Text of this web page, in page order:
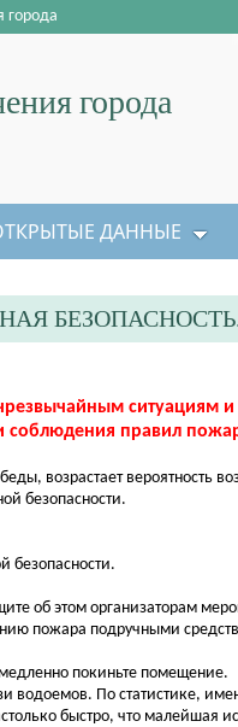
города
города
ДАННЫЕ
ситуациям
правил
возрастает вероятность
безопасности.
безопасности.
об этом организаторам
пожара подручными
покиньте помещение.
водоемов. По статистике,
быстро, что малейшая